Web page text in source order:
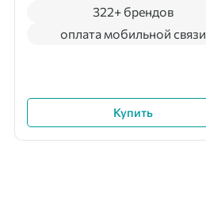
оплата мобильной связи
322+ брендов
Купить